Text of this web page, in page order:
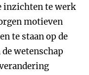
inzichten te werk
motieven
te staan op de
wetenschap